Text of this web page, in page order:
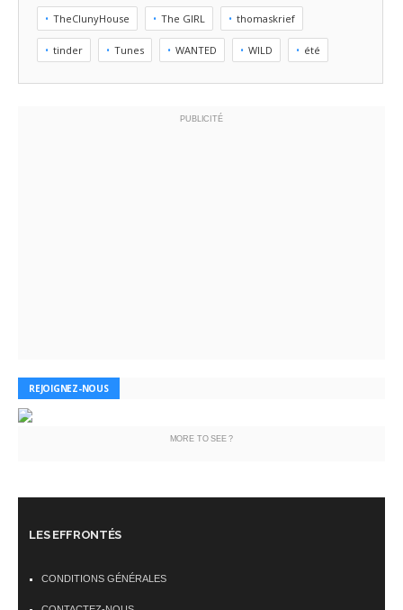
TheClunyHouse The GIRL thomaskrief
tinder Tunes WANTED WILD été
PUBLICITÉ
REJOIGNEZ-NOUS
MORE TO SEE ?
LES EFFRONTÉS
CONDITIONS GÉNÉRALES